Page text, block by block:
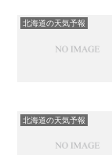
北海道の天気予報
北海道の天気予報